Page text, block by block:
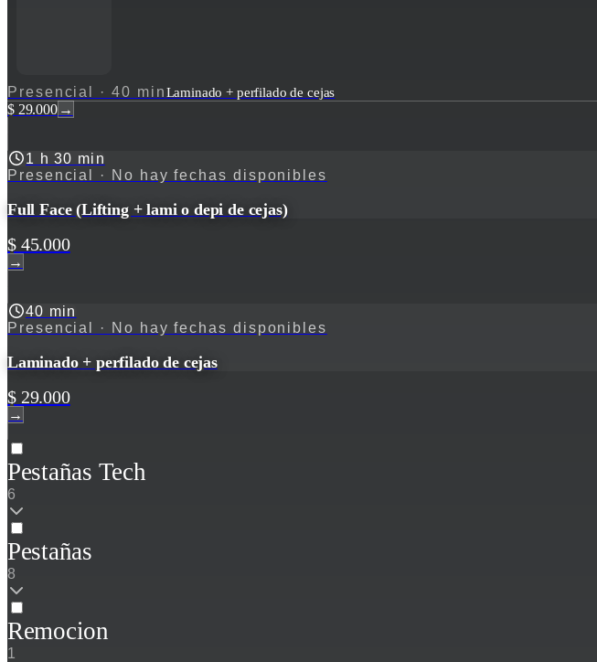
Presencial · 40 minLaminado + perfilado de cejas
$ 29.000 →
1 h 30 min
Presencial
· No hay fechas disponibles
Full Face (Lifting + lami o depi de cejas)
$ 45.000
→
40 min
Presencial
· No hay fechas disponibles
Laminado + perfilado de cejas
$ 29.000
→
Pestañas Tech
6
Pestañas
8
Remocion
1